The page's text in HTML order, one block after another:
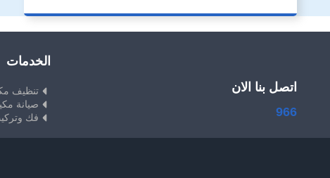
اتصل بنا الان
966
الخدمات
تنظيف
صيانة
فك